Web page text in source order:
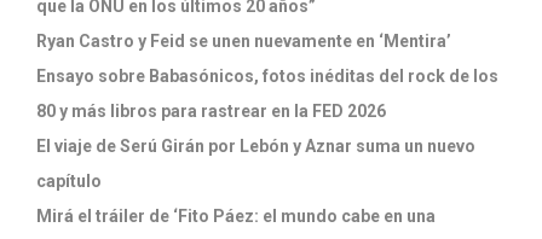
que la ONU en los últimos 20 años”
Ryan Castro y Feid se unen nuevamente en ‘Mentira’
Ensayo sobre Babasónicos, fotos inéditas del rock de los
80 y más libros para rastrear en la FED 2026
El viaje de Serú Girán por Lebón y Aznar suma un nuevo
capítulo
Mirá el tráiler de ‘Fito Páez: el mundo cabe en una